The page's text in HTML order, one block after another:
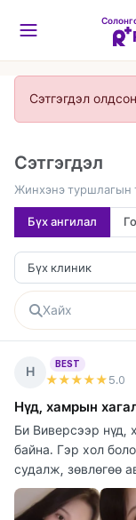
Сэтгэгдэл
Сэтгэгдэл
Жинхэнэ туршлагын
Бүх ангилал
Н
BEST
★★★★★ 5.0
Нүд, хамрын
Би Виверсээр нүд,
байна. Гэр хол
судалж, зөвлөгөө